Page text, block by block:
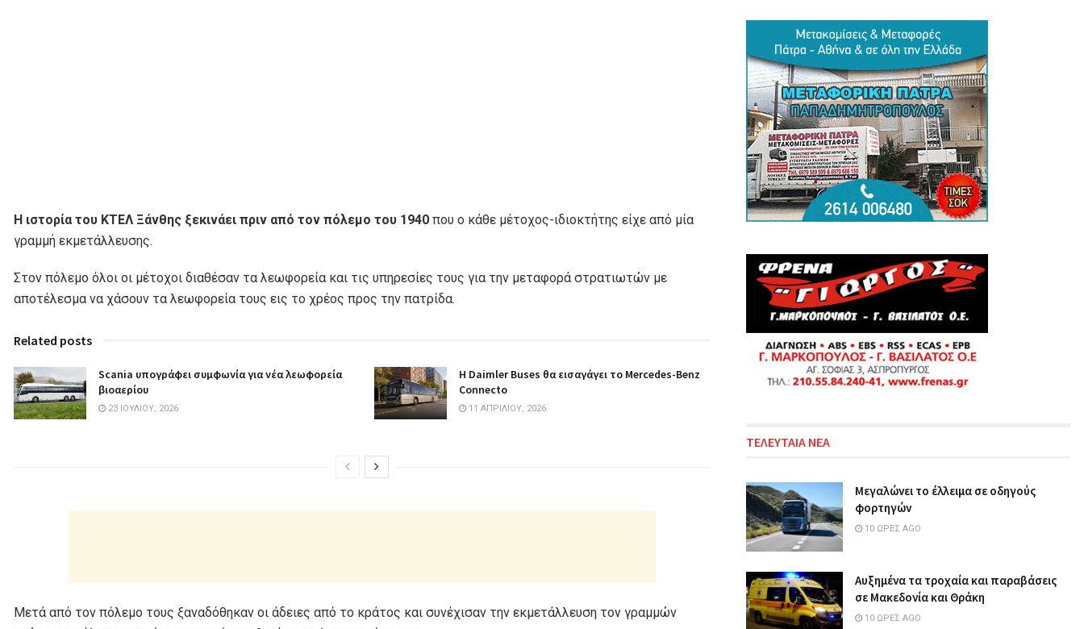
Η ιστορία του ΚΤΕΛ Ξάνθης ξεκινάει πριν από τον πόλεμο του 1940 που ο κάθε μέτοχος-ιδιοκτήτης είχε από μία
γραμμή εκμετάλλευσης.
Στον πόλεμο όλοι οι μέτοχοι διαθέσαν τα λεωφορεία και τις υπηρεσίες τους για την μεταφορά στρατιωτών με
αποτέλεσμα να χάσουν τα λεωφορεία τους εις το χρέος προς την πατρίδα.
Related posts
Scania υπογράφει συμφωνία για νέα λεωφορεία
βιοαερίου
23 ΙΟΥΛΊΟΥ, 2026
Η Daimler Buses θα εισαγάγει το Mercedes-Benz
Connecto
11 ΑΠΡΙΛΊΟΥ, 2026
Μετά από τον πόλεμο τους ξαναδόθηκαν οι άδειες από το κράτος και συνέχισαν την εκμετάλλευση τον γραμμών
ΤΕΛΕΥΤΑΙΑ ΝΕΑ
Μεγαλώνει το έλλειμα σε οδηγούς
φορτηγών
10 ΏΡΕΣ AGO
Αυξημένα τα τροχαία και παραβάσεις
σε Μακεδονία και Θράκη
10 ΏΡΕΣ AGO